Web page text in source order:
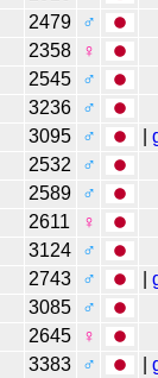
2479
♂
2358
♀
2545
♂
3236
♂
3095 ♂ |
2532
♂
2589
♂
2611
♀
3124
♂
2743 ♂ |
3085
♂
2645
♀
3383 ♂ |